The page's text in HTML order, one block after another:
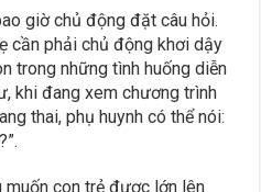
giờ chủ động đặt câu hỏi.
cần phải chủ động khơi dậy
trong những tình huống diễn
khi đang xem chương trình
thai, phụ huynh có thể nói:
muốn con trẻ được lớn lên